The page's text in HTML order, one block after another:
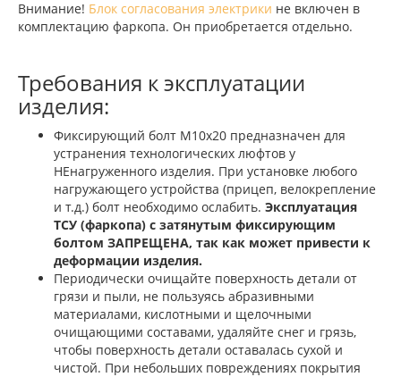
Внимание! Блок согласования электрики не включен в
комплектацию фаркопа. Он приобретается отдельно.
Требования к эксплуатации
изделия:
Фиксирующий болт М10х20 предназначен для
устранения технологических люфтов у
НЕнагруженного изделия. При установке любого
нагружающего устройства (прицеп, велокрепление
и т.д.) болт необходимо ослабить. Эксплуатация
ТСУ (фаркопа) с затянутым фиксирующим
болтом ЗАПРЕЩЕНА, так как может привести к
деформации изделия.
Периодически очищайте поверхность детали от
грязи и пыли, не пользуясь абразивными
материалами, кислотными и щелочными
очищающими составами, удаляйте снег и грязь,
чтобы поверхность детали оставалась сухой и
чистой. При небольших повреждениях покрытия